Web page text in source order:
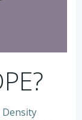
Density